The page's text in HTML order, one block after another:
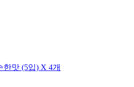
한맛 (5입) X 4개